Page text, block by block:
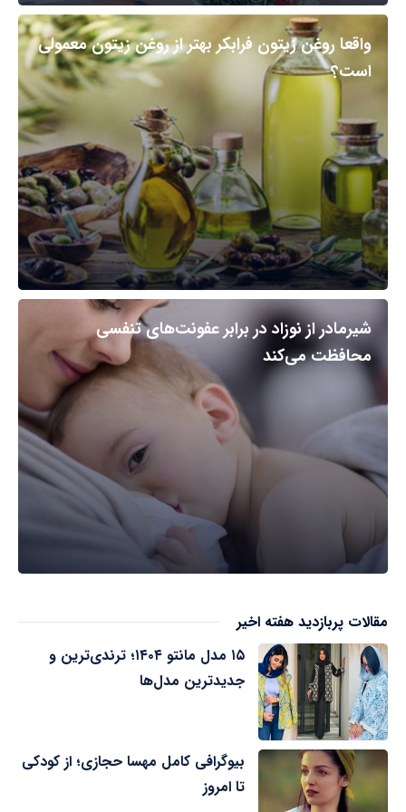
واقعا روغن زیتون فرابکر بهتر از روغن زیتون معمولی
است؟
شیرمادر از نوزاد در برابر عفونت‌های تنفسی
محافظت می‌کند
مقالات پربازدید هفته اخیر
۱۵ مدل مانتو ۱۴۰۴؛ ترندی‌ترین و
جدیدترین مدل‌ها
بیوگرافی کامل مهسا حجازی؛ از کودکی
تا امروز